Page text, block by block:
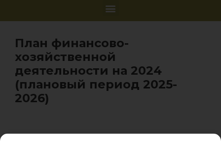
План финансово-
хозяйственной
деятельности на 2024
(плановый период 2025-
2026)